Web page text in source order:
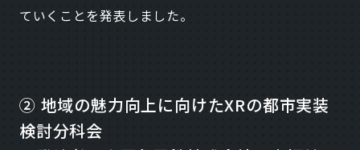
ていくことを発表しました。
② 地域の魅力向上に向けたXRの都市実装
検討分科会